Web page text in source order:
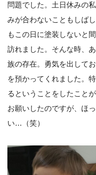
問題でした。土日休みの
みが合わないこともしば
もこの日に塗装しないと
訪れました。そんな時、
族の存在。勇気を出して
を預かってくれました。
るということをしたこと
お願いしたのですが、ほ
い…（笑）